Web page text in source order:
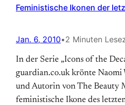
Feministische Ikonen der
Jan. 6, 2010•2 Minuten
In der Serie „Icons of the
guardian.co.uk krönte
und Autorin von The Beauty
feministische Ikone des